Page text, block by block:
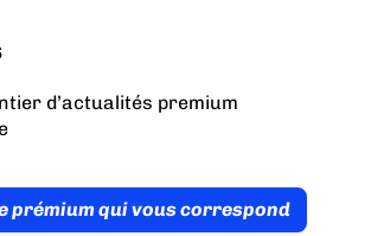
d’actualités premium
prémium qui vous correspond